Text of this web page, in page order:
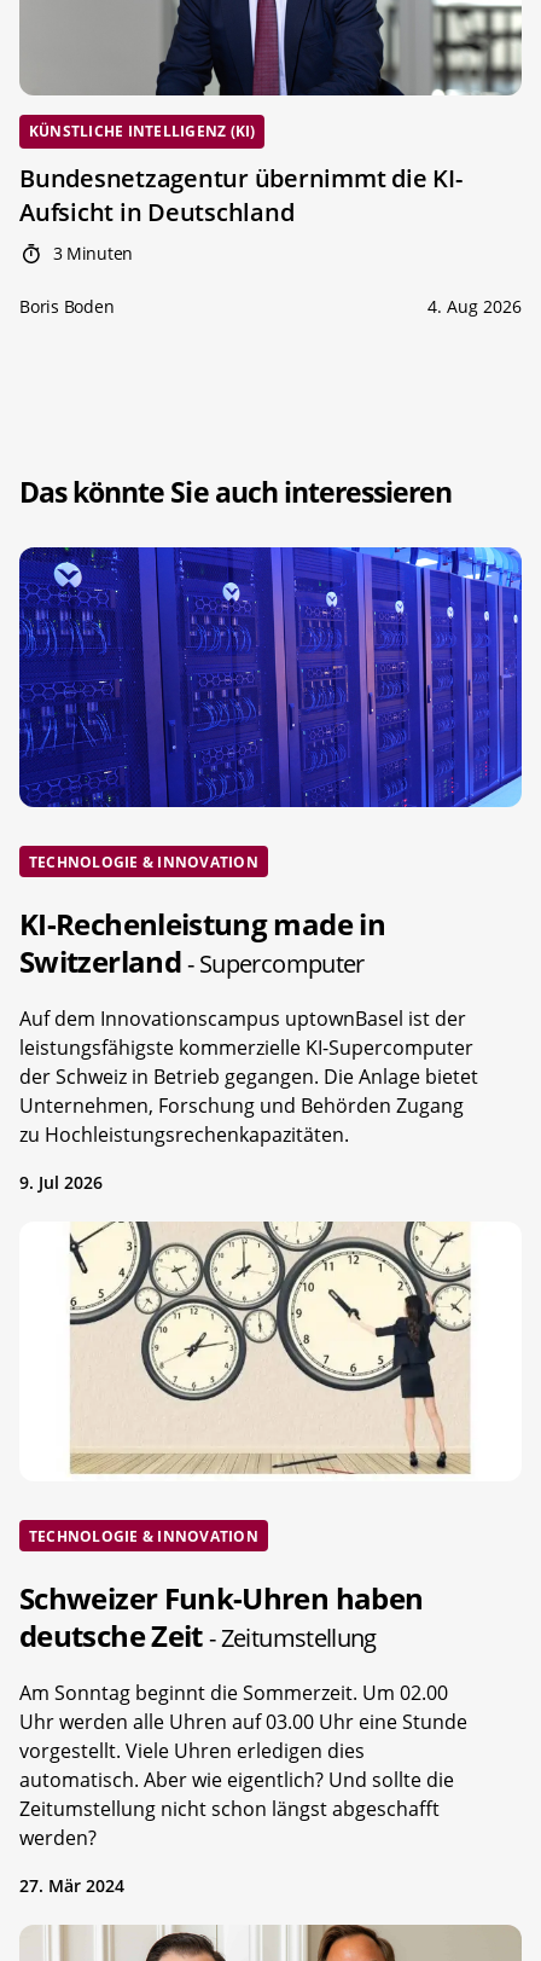
KÜNSTLICHE INTELLIGENZ (KI)
Bundesnetzagentur übernimmt die KI-
Aufsicht in Deutschland
3 Minuten
Boris Boden 4. Aug 2026
Das könnte Sie auch interessieren
TECHNOLOGIE & INNOVATION
KI-Rechenleistung made in
Switzerland- Supercomputer
Auf dem Innovationscampus uptownBasel ist der
leistungsfähigste kommerzielle KI-Supercomputer
der Schweiz in Betrieb gegangen. Die Anlage bietet
Unternehmen, Forschung und Behörden Zugang
zu Hochleistungsrechenkapazitäten.
9. Jul 2026
TECHNOLOGIE & INNOVATION
Schweizer Funk-Uhren haben
deutsche Zeit- Zeitumstellung
Am Sonntag beginnt die Sommerzeit. Um 02.00
Uhr werden alle Uhren auf 03.00 Uhr eine Stunde
vorgestellt. Viele Uhren erledigen dies
automatisch. Aber wie eigentlich? Und sollte die
Zeitumstellung nicht schon längst abgeschafft
werden?
27. Mär 2024